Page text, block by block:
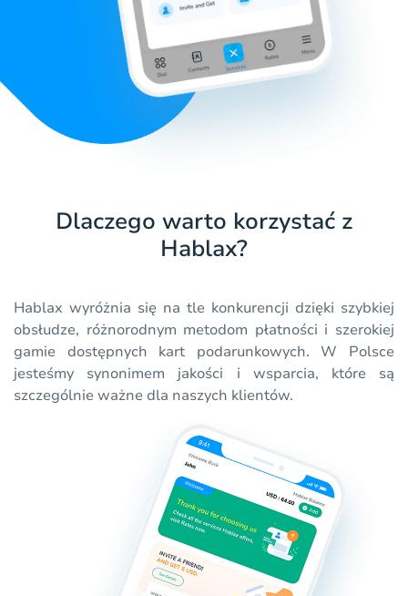
Dlaczego warto korzystać z
Hablax?
Hablax wyróżnia się na tle konkurencji dzięki szybkiej
obsłudze, różnorodnym metodom płatności i szerokiej
gamie dostępnych kart podarunkowych. W Polsce
jesteśmy synonimem jakości i wsparcia, które są
szczególnie ważne dla naszych klientów.